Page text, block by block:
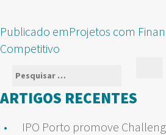
NAVEGAÇÃO
DE
ARTIGOS
Publicado emProjetos com
Competitivo
Pesquisar
por:
ARTIGOS RECENTES
IPO Porto promove